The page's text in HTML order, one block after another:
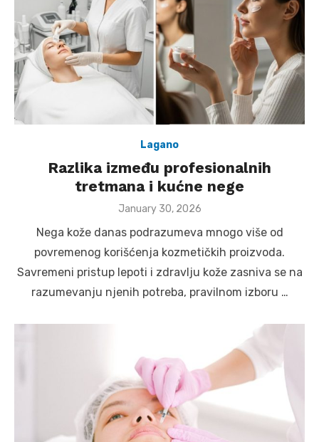
Lagano
Razlika između profesionalnih
tretmana i kućne nege
Posted
January 30, 2026
Nega kože danas podrazumeva mnogo više od
povremenog korišćenja kozmetičkih proizvoda.
Savremeni pristup lepoti i zdravlju kože zasniva se na
razumevanju njenih potreba, pravilnom izboru …